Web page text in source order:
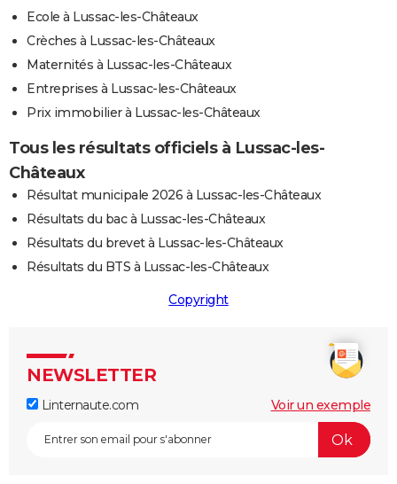
Ecole à Lussac-les-Châteaux
Crèches à Lussac-les-Châteaux
Maternités à Lussac-les-Châteaux
Entreprises à Lussac-les-Châteaux
Prix immobilier à Lussac-les-Châteaux
Tous les résultats officiels à Lussac-les-
Châteaux
Résultat municipale 2026 à Lussac-les-Châteaux
Résultats du bac à Lussac-les-Châteaux
Résultats du brevet à Lussac-les-Châteaux
Résultats du BTS à Lussac-les-Châteaux
Copyright
NEWSLETTER
Linternaute.com Voir un exemple